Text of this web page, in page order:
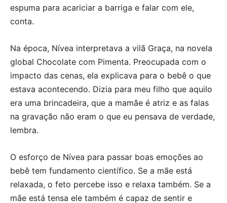
espuma para acariciar a barriga e falar com ele,
conta.
Na época, Nívea interpretava a vilã Graça, na novela
global Chocolate com Pimenta. Preocupada com o
impacto das cenas, ela explicava para o bebê o que
estava acontecendo. Dizia para meu filho que aquilo
era uma brincadeira, que a mamãe é atriz e as falas
na gravação não eram o que eu pensava de verdade,
lembra.
O esforço de Nívea para passar boas emoções ao
bebê tem fundamento científico. Se a mãe está
relaxada, o feto percebe isso e relaxa também. Se a
mãe está tensa ele também é capaz de sentir e